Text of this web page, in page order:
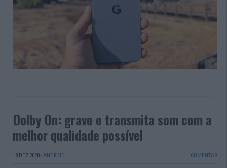
Dolby On: grave e transmita som com a
melhor qualidade possível
18 DEZ 2020 · ANDROID COMENTAR